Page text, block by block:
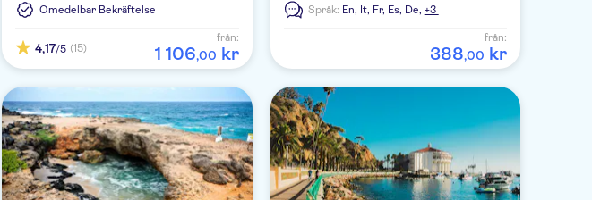
Omedelbar Bekräftelse
4,17/5 (15)
från:
1 106,00 kr
Språk: En, It, Fr, Es, De, +3
från:
388,00 kr